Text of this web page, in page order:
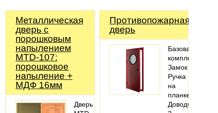
Металлическая
дверь с
порошковым
напылением
MTD-107:
порошковое
напыление +
МДФ 16мм
Дверь
Противопожарная
дверь
Базовая
комплектация:
Замок
Ручка
на
планке
Доводчик